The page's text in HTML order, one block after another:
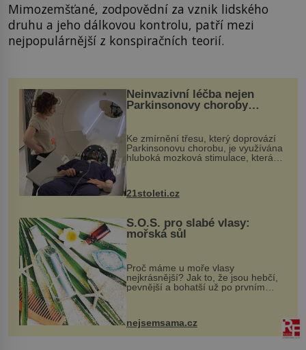
Mimozemšťané, zodpovědní za vznik lidského
druhu a jeho dálkovou kontrolu, patří mezi
nejpopulárnější z konspiračních teorií.
Neinvazivní léčba nejen
Parkinsonovy choroby
Ke zmírnění třesu, který doprovází
Parkinsonovu chorobu, je využívána
hluboká mozková stimulace, která
však vyžaduje vysoce invazivní
zákrok. Ultrazvuk zase není vhodný
k dostatečně přesnému zacílení ...
21stoleti.cz
S.O.S. pro slabé vlasy:
mořská sůl
Proč máme u moře vlasy
nejkrásnější? Jak to, že jsou hebčí,
pevnější a bohatší už po prvním
vlasy. ...
nejsemsama.cz